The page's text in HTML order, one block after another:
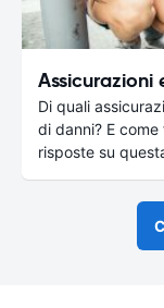
Assicurazioni
Di quali
di danni? E
risposte su